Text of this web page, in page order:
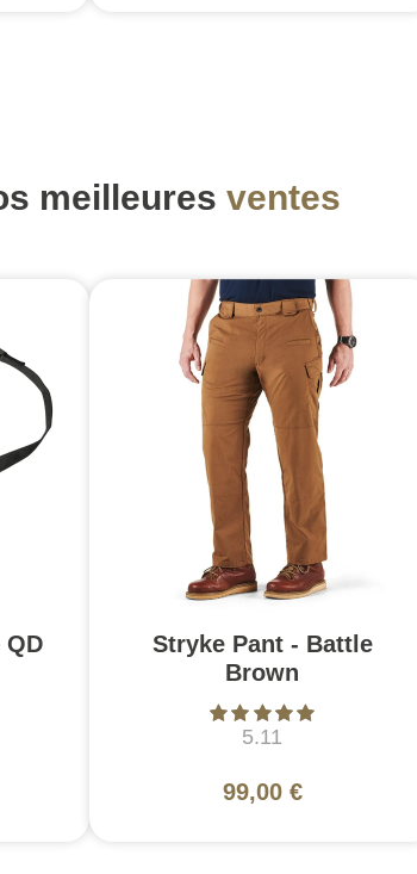
meilleures ventes
QD
Stryke Pant - Battle
Brown
5.11
99,00 €